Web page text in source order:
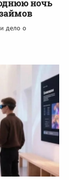
ночь
дело о